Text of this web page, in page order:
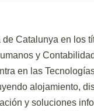
Catalunya en los
y
en las
alojamiento,
y soluciones